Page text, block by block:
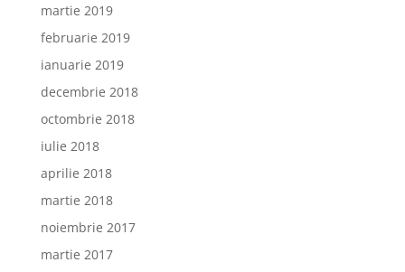
martie 2019
februarie 2019
ianuarie 2019
decembrie 2018
octombrie 2018
iulie 2018
aprilie 2018
martie 2018
noiembrie 2017
martie 2017